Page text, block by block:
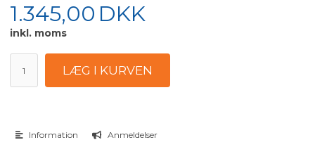
1.345,00 DKK
inkl. moms
Information Anmeldelser